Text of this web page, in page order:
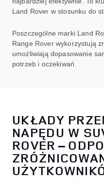
Land Rover w stosunku do
Poszczególne marki Land
Range Rover wykorzystują
umożliwiają dopasowanie
potrzeb i oczekiwań.
UKŁADY
NAPĘDU W
ROVER –